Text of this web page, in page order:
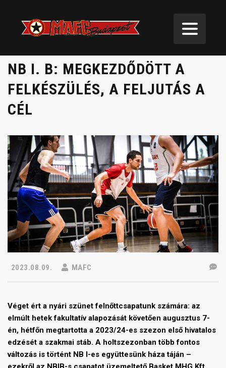
NB I. B: MEGKEZDŐDÖTT A
FELKÉSZÜLÉS, A FELJUTÁS A
CÉL
2023.08.09. MAFC
Véget ért a nyári szünet felnőttcsapatunk számára: az
elmúlt hetek fakultatív alapozását követően augusztus 7-
én, hétfőn megtartotta a 2023/24-es szezon első hivatalos
edzését a szakmai stáb. A holtszezonban több fontos
változás is történt NB I-es együttesünk háza táján –